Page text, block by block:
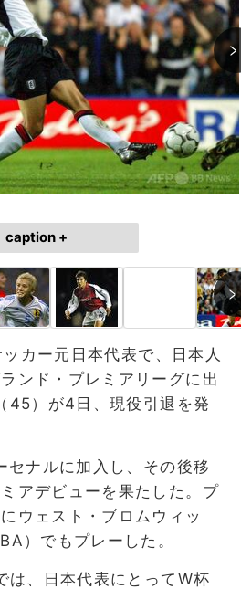
caption +
カー元日本代表で、日本人
ンド・プレミアリーグに出
45）が4日、現役引退を発
ナルに加入し、その後移
アデビューを果たした。プ
ウェスト・ブロムウィッ
）でもプレーした。
、日本代表にとってW杯